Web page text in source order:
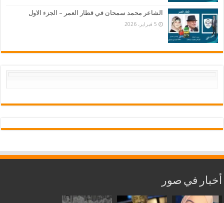
الشاعر محمد سمحان في قطار العمر – الجزء الاول
5 فبراير، 2026
أخبار في صور